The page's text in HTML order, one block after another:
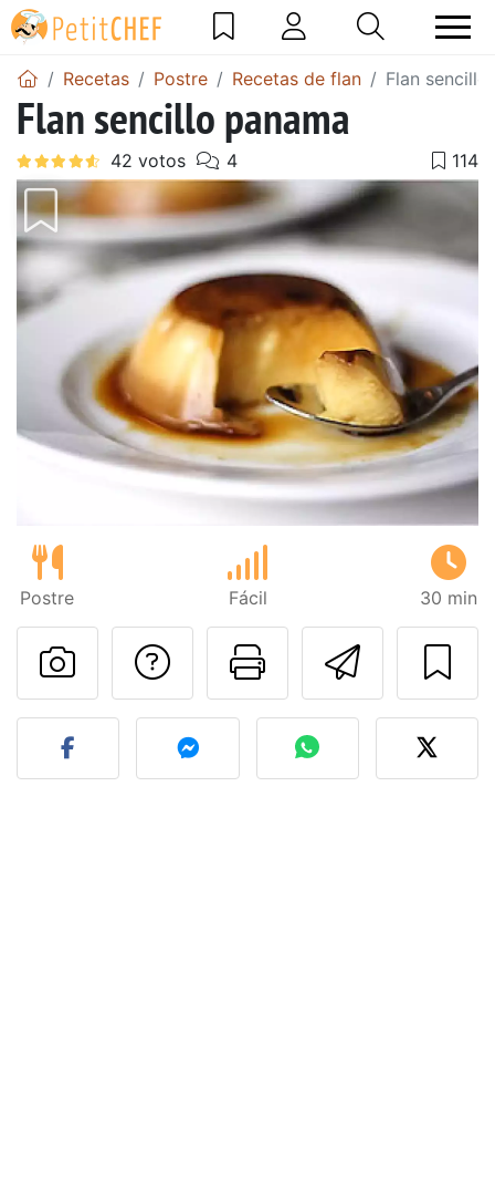
Recetas Postre Recetas de flan Flan sencillo
Flan sencillo panama
Postre Fácil 30 min
Imprimir
Preguntar al autor
Publicar la foto de esta